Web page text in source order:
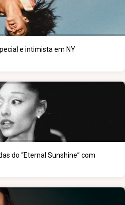
e intimista em NY
do “Eternal Sunshine” com